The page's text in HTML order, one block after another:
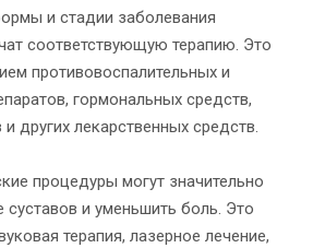
и стадии заболевания
соответствующую терапию. Это
противовоспалительных и
гормональных средств,
других лекарственных средств.
процедуры могут значительно
суставов и уменьшить боль. Это
терапия, лазерное лечение,